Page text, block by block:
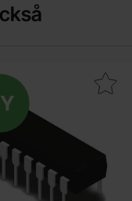
favorit
DIP-14 Hex inverter